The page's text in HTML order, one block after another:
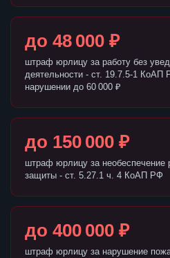
до 48 000 ₽
штраф юрлицу за работу без
деятельности - ст. 19.7.5-1 КоАП
нарушении до 60 000 ₽
до 150 000 ₽
штраф юрлицу за необеспечение
защиты - ст. 5.27.1 ч. 4 КоАП РФ
до 400 000 ₽
штраф юрлицу за нарушение